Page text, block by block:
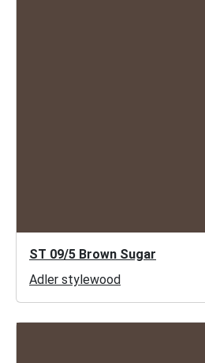
ST 09/5 Brown Sugar
Adler stylewood